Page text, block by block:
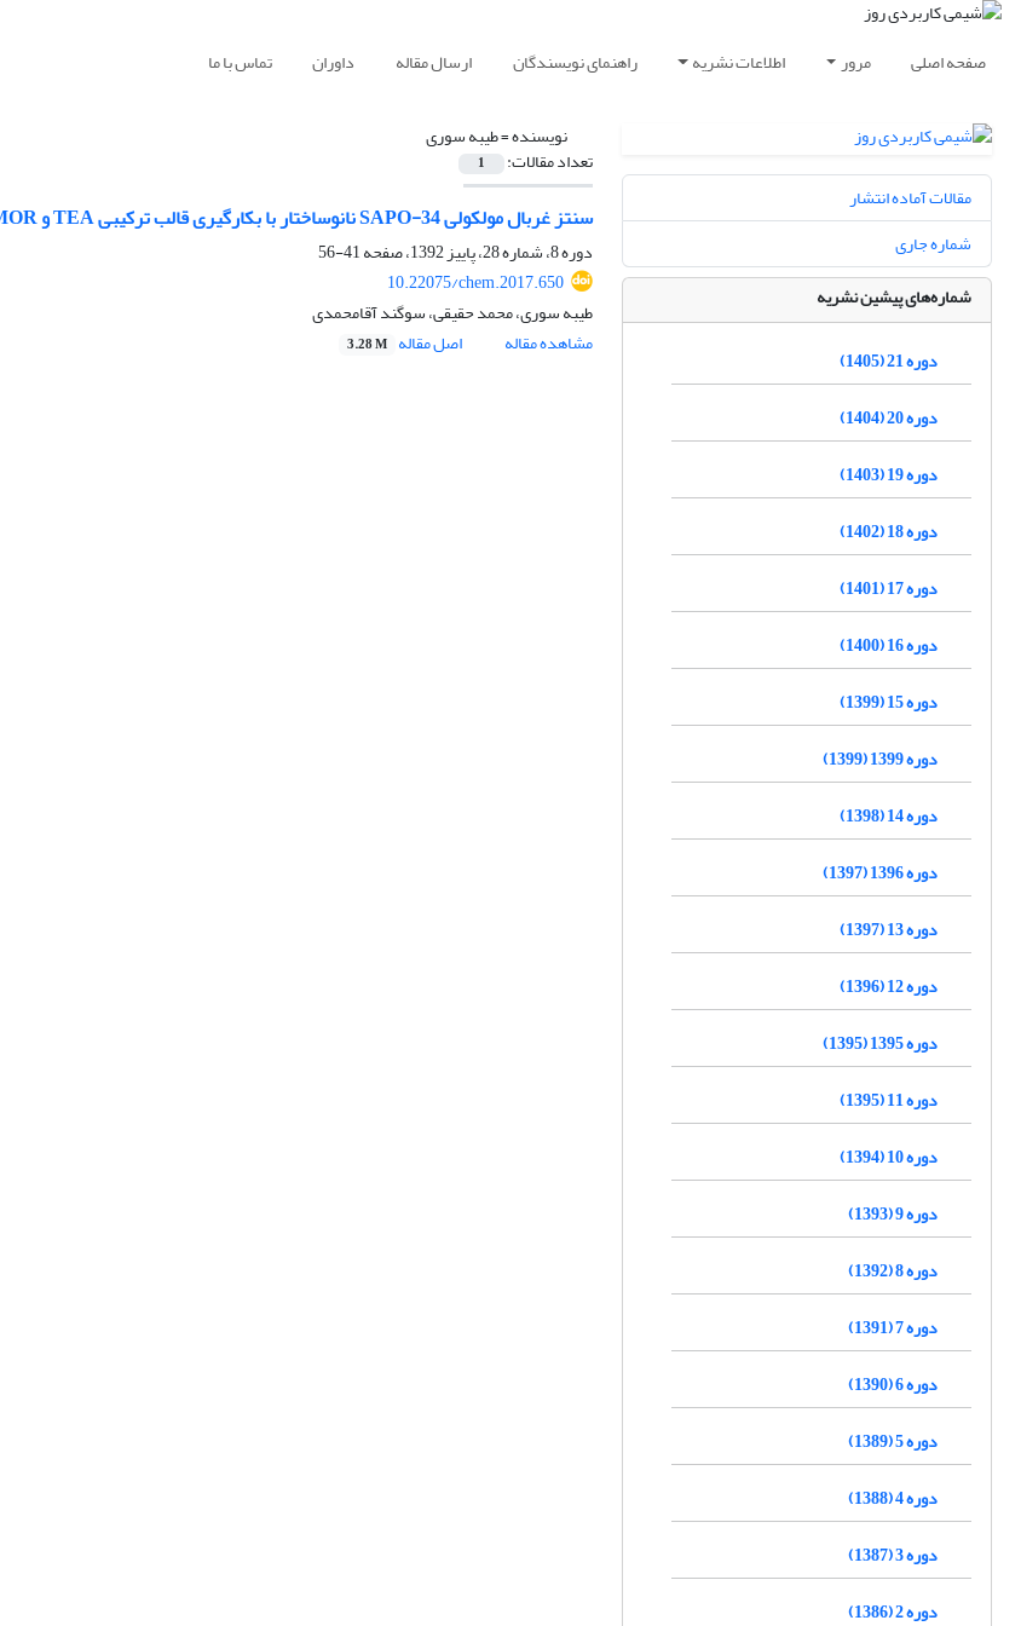
صفحه اصلی مرور اطلاعات نشریه راهنمای نویسندگان ارسال مقاله داوران تماس با ما
نویسنده =طیبه سوری
تعداد مقالات: 1
سنتز غربال مولکولی SAPO-34 نانوساختار با بکارگیری قالب ترکیبی TEA و MOR با نسبت متغیر جهت استفاده در تبدیل متانول به اتیلن و پروپیلن
دوره 8، شماره 28، پاییز 1392، صفحه
41-56
10.22075/chem.2017.650
طیبه سوری، محمد حقیقی، سوگند آقامحمدی
مشاهده مقاله
اصل مقاله 3.28 M
مقالات آماده انتشار
شماره جاری
شماره‌های پیشین نشریه
دوره 21 (1405)
دوره 20 (1404)
دوره 19 (1403)
دوره 18 (1402)
دوره 17 (1401)
دوره 16 (1400)
دوره 15 (1399)
دوره 1399 (1399)
دوره 14 (1398)
دوره 1396 (1397)
دوره 13 (1397)
دوره 12 (1396)
دوره 1395 (1395)
دوره 11 (1395)
دوره 10 (1394)
دوره 9 (1393)
دوره 8 (1392)
دوره 7 (1391)
دوره 6 (1390)
دوره 5 (1389)
دوره 4 (1388)
دوره 3 (1387)
دوره 2 (1386)